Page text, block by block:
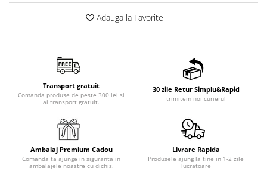
Adauga la Favorite
Transport gratuit
Comanda produse de peste 300 lei si
ai transport gratuit.
30 zile Retur Simplu&Rapid
trimitem noi curierul
Ambalaj Premium Cadou
Comanda ta ajunge in siguranta in
ambalajele noastre cu dichis.
Livrare Rapida
Produsele ajung la tine in 1-2 zile
lucratoare